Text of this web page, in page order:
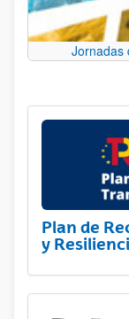
Jornadas
Plan de
y